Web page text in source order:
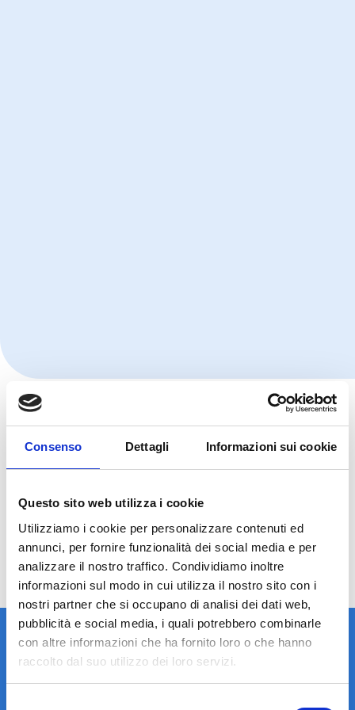
Consenso Dettagli Informazioni sui cookie
Questo sito web utilizza i cookie
Utilizziamo i cookie per personalizzare contenuti ed
annunci, per fornire funzionalità dei social media e per
analizzare il nostro traffico. Condividiamo inoltre
informazioni sul modo in cui utilizza il nostro sito con i
nostri partner che si occupano di analisi dei dati web,
pubblicità e social media, i quali potrebbero combinarle
con altre informazioni che ha fornito loro o che hanno
raccolto dal suo utilizzo dei loro servizi.